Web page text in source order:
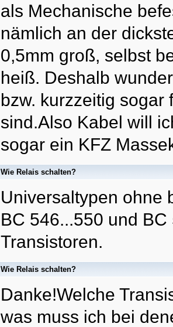
als Mechanische
nämlich an der
0,5mm groß, selbst
heiß. Deshalb
bzw. kurzzeitig sogar
sind.Also Kabel will
sogar ein KFZ
Wie Relais schalten?
Universaltypen ohne
BC 546...550 und
Transistoren.
Wie Relais schalten?
Danke!Welche
was muss ich bei